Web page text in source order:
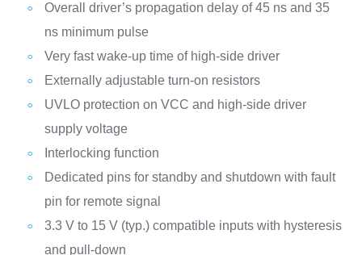
Overall driver’s propagation delay of 45 ns and 35
ns minimum pulse
Very fast wake-up time of high-side driver
Externally adjustable turn-on resistors
UVLO protection on VCC and high-side driver
supply voltage
Interlocking function
Dedicated pins for standby and shutdown with fault
pin for remote signal
3.3 V to 15 V (typ.) compatible inputs with hysteresis
and pull-down